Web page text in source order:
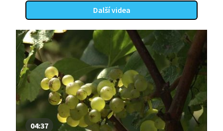
Další videa
04:37